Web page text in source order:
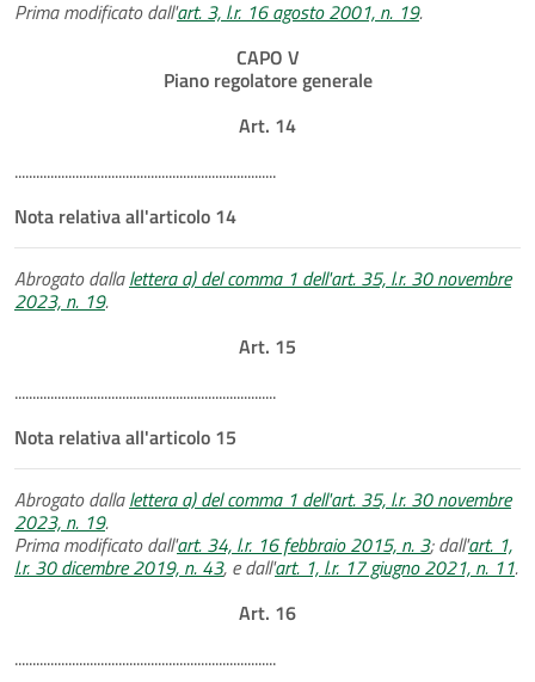
Prima modificato dall'art. 3, l.r. 16 agosto 2001, n. 19.
CAPO V
Piano regolatore generale
Art. 14
.........................................................................
Nota relativa all'articolo 14
Abrogato dallalettera a) del comma 1 dell'art. 35, l.r. 30 novembre
2023, n. 19.
Art. 15
.........................................................................
Nota relativa all'articolo 15
Abrogato dallalettera a) del comma 1 dell'art. 35, l.r. 30 novembre
2023, n. 19.
Prima modificato dall'art. 34, l.r. 16 febbraio 2015, n. 3; dall'art. 1,
l.r. 30 dicembre 2019, n. 43, e dall'art. 1, l.r. 17 giugno 2021, n. 11.
Art. 16
.........................................................................